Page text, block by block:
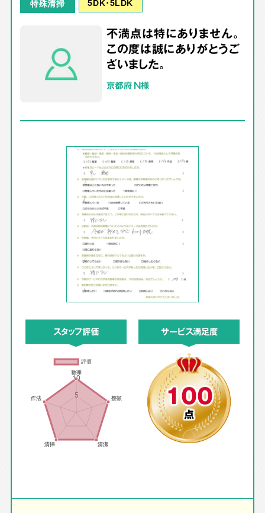
特殊清掃
不満点は特にありません。
この度は誠にありがとうご
ざいました。
京都府 N様
スタッフ評価 サービス満足度
100
点